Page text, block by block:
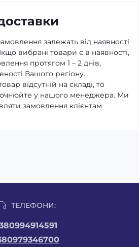
залежать від наявності
вибрані товари є в наявності,
протягом 1 – 2 днів,
Вашого регіону.
відсутній на складі, то
у нашого менеджера. Ми
замовлення клієнтам
ТЕЛЕФОНИ: